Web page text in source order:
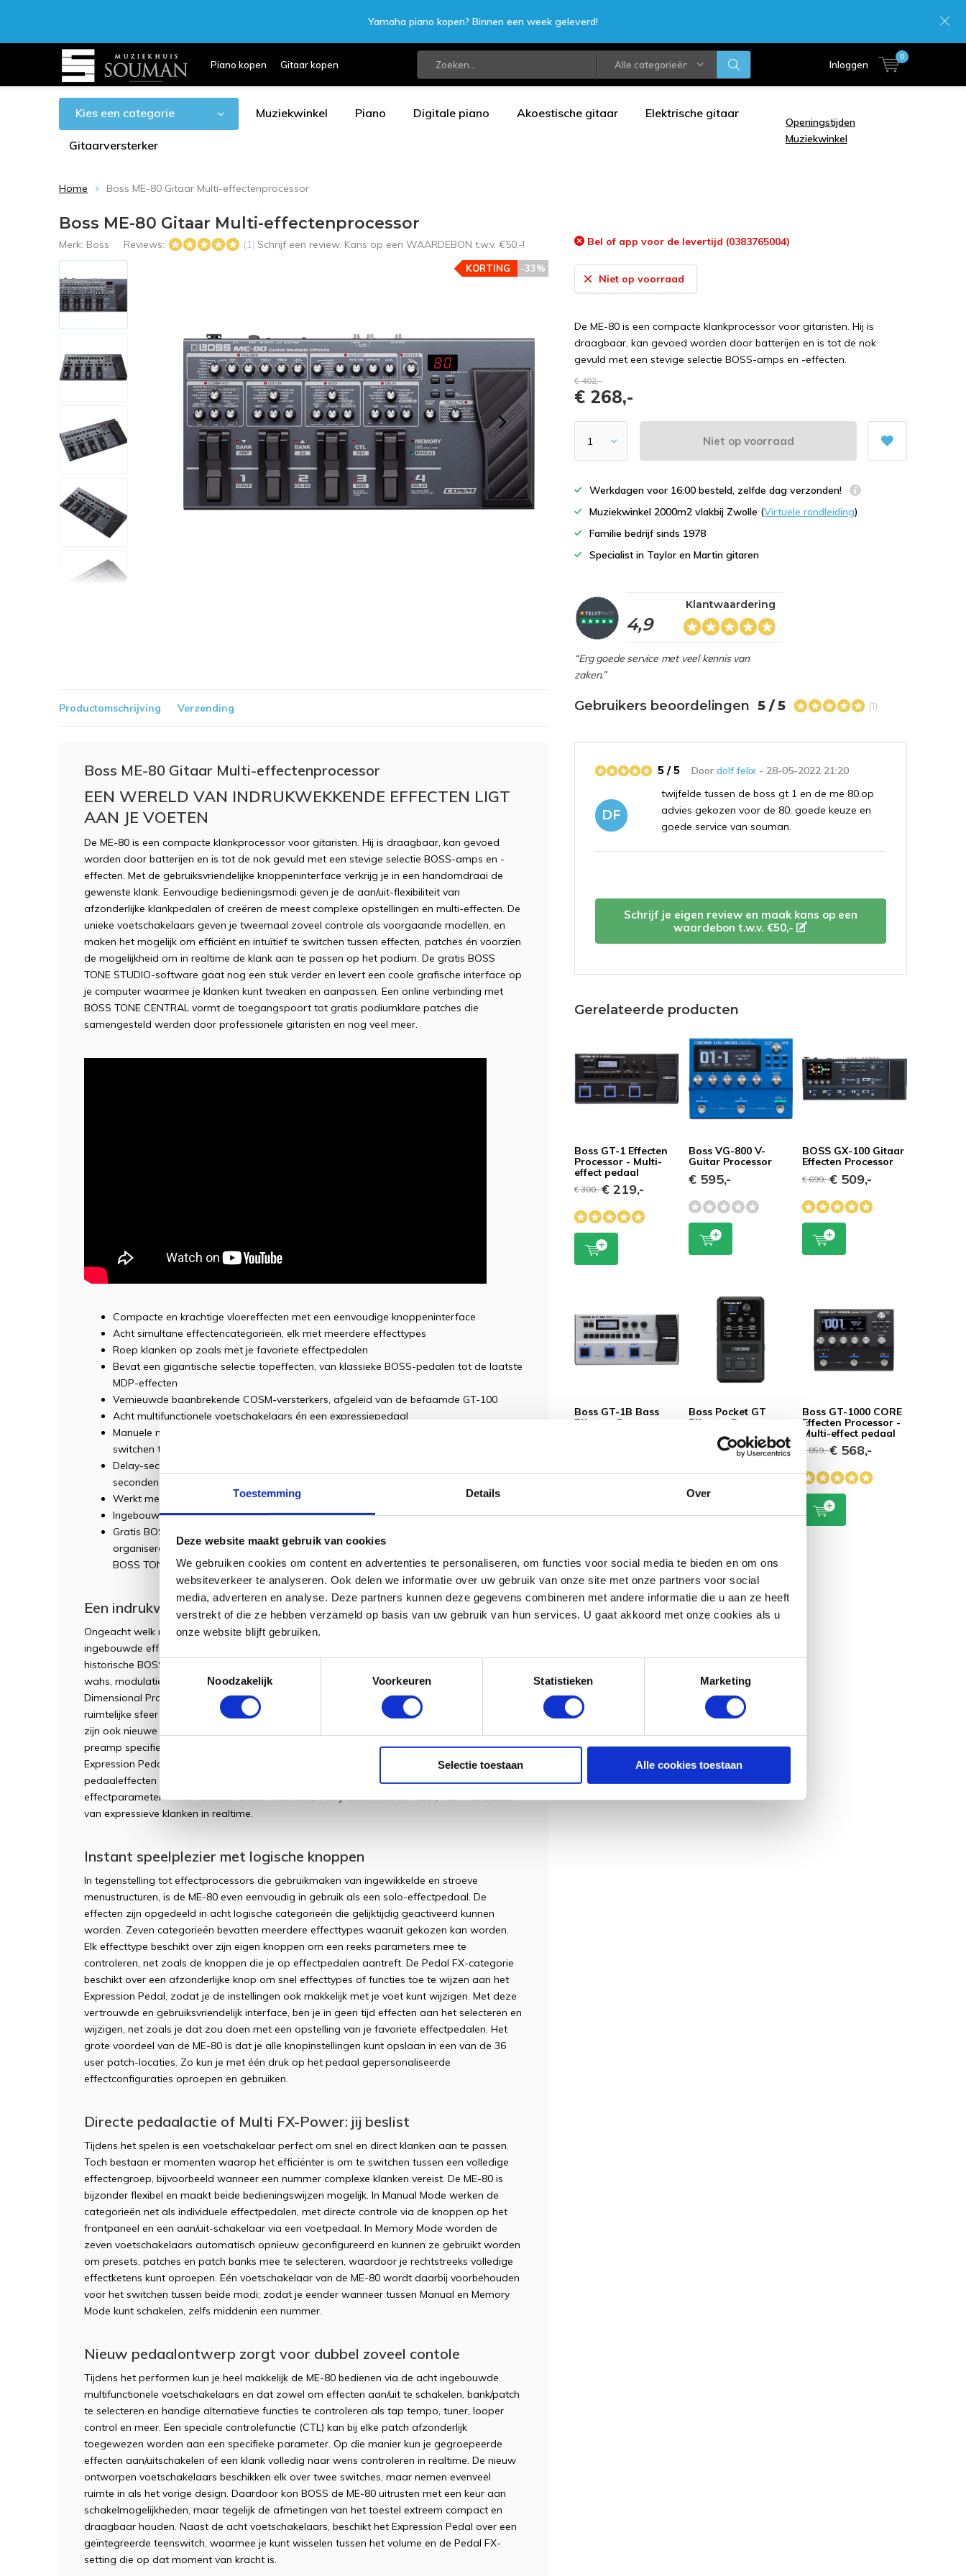
Toestemming Details Over
Deze website maakt gebruik van cookies
We gebruiken cookies om content en advertenties te personaliseren, om functies voor social media te bieden en om ons
websiteverkeer te analyseren. Ook delen we informatie over uw gebruik van onze site met onze partners voor social
media, adverteren en analyse. Deze partners kunnen deze gegevens combineren met andere informatie die u aan ze heeft
verstrekt of die ze hebben verzameld op basis van uw gebruik van hun services. U gaat akkoord met onze cookies als u
onze website blijft gebruiken.
Toestemmingsselectie
Noodzakelijk
Voorkeuren Statistieken Marketing
Selectie toestaan Alle cookies toestaan
Piano kopen Gitaar kopen Alle categorieën Inloggen
0
Yamaha piano kopen? Binnen een week geleverd!
Kies een categorie Muziekwinkel Piano Digitale piano Akoestische gitaar Elektrische gitaar
Gitaarversterker
Openingstijden
Muziekwinkel
Home Boss ME-80 Gitaar Multi-effectenprocessor
Boss ME-80 Gitaar Multi-effectenprocessor
Merk: Boss Reviews: (1) Schrijf een review. Kans op een WAARDEBON t.w.v. €50,-!
-33%
KORTING
Bel of app voor de levertijd (0383765004)
Niet op voorraad
De ME-80 is een compacte klankprocessor voor gitaristen. Hij is
draagbaar, kan gevoed worden door batterijen en is tot de nok
gevuld met een stevige selectie BOSS-amps en -effecten.
€ 402,-
€ 268,-
Niet op voorraad
Werkdagen voor 16:00 besteld, zelfde dag verzonden!
Muziekwinkel 2000m2 vlakbij Zwolle (Virtuele rondleiding)
Familie bedrijf sinds 1978
Specialist in Taylor en Martin gitaren
4,9
Klantwaardering
“Erg goede service met veel kennis van
zaken.”
Productomschrijving Verzending
Boss ME-80 Gitaar Multi-effectenprocessor
EEN WERELD VAN INDRUKWEKKENDE EFFECTEN LIGT
AAN JE VOETEN
De ME-80 is een compacte klankprocessor voor gitaristen. Hij is draagbaar, kan gevoed
worden door batterijen en is tot de nok gevuld met een stevige selectie BOSS-amps en -
effecten. Met de gebruiksvriendelijke knoppeninterface verkrijg je in een handomdraai de
gewenste klank. Eenvoudige bedieningsmodi geven je de aan/uit-flexibiliteit van
afzonderlijke klankpedalen of creëren de meest complexe opstellingen en multi-effecten. De
unieke voetschakelaars geven je tweemaal zoveel controle als voorgaande modellen, en
maken het mogelijk om efficiënt en intuïtief te switchen tussen effecten, patches én voorzien
de mogelijkheid om in realtime de klank aan te passen op het podium. De gratis BOSS
TONE STUDIO-software gaat nog een stuk verder en levert een coole grafische interface op
je computer waarmee je klanken kunt tweaken en aanpassen. Een online verbinding met
BOSS TONE CENTRAL vormt de toegangspoort tot gratis podiumklare patches die
samengesteld werden door professionele gitaristen en nog veel meer.
Compacte en krachtige vloereffecten met een eenvoudige knoppeninterface
Acht simultane effectencategorieën, elk met meerdere effecttypes
Roep klanken op zoals met je favoriete effectpedalen
Bevat een gigantische selectie topeffecten, van klassieke BOSS-pedalen tot de laatste
MDP-effecten
Vernieuwde baanbrekende COSM-versterkers, afgeleid van de befaamde GT-100
Acht multifunctionele voetschakelaars én een expressiepedaal
Manuele modus voor pedaalachtige aan/uit-schakeling, Memory-modus om te
switchen tussen complete effectopstellingen
Delay-sectie bevat een Phrase Loop-functie met opnamemogelijkheid tot 38
seconden
Werkt met 6 AA-batterijen of via de optionele PSA-AC-adapter
Ingebouwde USB-Audio/MIDI-interface
Gratis BOSS TONE STUDIO-software laat je jouw effectklanken aanpassen en
organiseren op je computer, en gratis patches uitproberen en downloaden via de
BOSS TONE CENTRAL-website
Een indrukwekkende selectie BOSS-effecten in één pedaal
Ongeacht welk muziekgenre je speelt: de ME-80 maakt het met zijn brede waaier
ingebouwde effecten heel eenvoudig om een persoonlijke sound te creëren. Tal van
historische BOSS-klanken staan ter beschikking, gaande van overdrives en distortions tot
wahs, modulatie-effecten, pitch shifters, delays en veel meer. De baanbrekende Multi
Dimensional Processing (MDP)-technologie van BOSS komt tot zijn recht bij de unieke,
ruimtelijke sfeer van Tera Echo en de karakteristieke klankmogelijkheden van Overtone. Er
zijn ook nieuwe COSM-voorversterkers voorhanden zoals Crunch en Metal, plus een AC-
preamp specifiek ontwikkeld voor akoestische/elektrische gitaar. Het ingebouwde
Expression Pedal kan gebruikt worden om het volume met je voet te regelen en
pedaaleffecten aan te sturen als Wah, Octave Shift en Freeze. Het is eveneens mogelijk om
effectparameters te controleren zoals mod rate, delay oscillation en meer; voor het creëren
van expressieve klanken in realtime.
Instant speelplezier met logische knoppen
In tegenstelling tot effectprocessors die gebruikmaken van ingewikkelde en stroeve
menustructuren, is de ME-80 even eenvoudig in gebruik als een solo-effectpedaal. De
effecten zijn opgedeeld in acht logische categorieën die gelijktijdig geactiveerd kunnen
worden. Zeven categorieën bevatten meerdere effecttypes waaruit gekozen kan worden.
Elk effecttype beschikt over zijn eigen knoppen om een reeks parameters mee te
controleren, net zoals de knoppen die je op effectpedalen aantreft. De Pedal FX-categorie
beschikt over een afzonderlijke knop om snel effecttypes of functies toe te wijzen aan het
Expression Pedal, zodat je de instellingen ook makkelijk met je voet kunt wijzigen. Met deze
vertrouwde en gebruiksvriendelijk interface, ben je in geen tijd effecten aan het selecteren en
wijzigen, net zoals je dat zou doen met een opstelling van je favoriete effectpedalen. Het
grote voordeel van de ME-80 is dat je alle knopinstellingen kunt opslaan in een van de 36
user patch-locaties. Zo kun je met één druk op het pedaal gepersonaliseerde
effectconfiguraties oproepen en gebruiken.
Directe pedaalactie of Multi FX-Power: jij beslist
Tijdens het spelen is een voetschakelaar perfect om snel en direct klanken aan te passen.
Toch bestaan er momenten waarop het efficiënter is om te switchen tussen een volledige
effectengroep, bijvoorbeeld wanneer een nummer complexe klanken vereist. De ME-80 is
bijzonder flexibel en maakt beide bedieningswijzen mogelijk. In Manual Mode werken de
categorieën net als individuele effectpedalen, met directe controle via de knoppen op het
frontpaneel en een aan/uit-schakelaar via een voetpedaal. In Memory Mode worden de
zeven voetschakelaars automatisch opnieuw geconfigureerd en kunnen ze gebruikt worden
om presets, patches en patch banks mee te selecteren, waardoor je rechtstreeks volledige
effectketens kunt oproepen. Eén voetschakelaar van de ME-80 wordt daarbij voorbehouden
voor het switchen tussen beide modi; zodat je eender wanneer tussen Manual en Memory
Mode kunt schakelen, zelfs middenin een nummer.
Nieuw pedaalontwerp zorgt voor dubbel zoveel contole
Tijdens het performen kun je heel makkelijk de ME-80 bedienen via de acht ingebouwde
multifunctionele voetschakelaars en dat zowel om effecten aan/uit te schakelen, bank/patch
te selecteren en handige alternatieve functies te controleren als tap tempo, tuner, looper
control en meer. Een speciale controlefunctie (CTL) kan bij elke patch afzonderlijk
toegewezen worden aan een specifieke parameter. Op die manier kun je gegroepeerde
effecten aan/uitschakelen of een klank volledig naar wens controleren in realtime. De nieuw
ontworpen voetschakelaars beschikken elk over twee switches, maar nemen evenveel
ruimte in als het vorige design. Daardoor kon BOSS de ME-80 uitrusten met een keur aan
schakelmogelijkheden, maar tegelijk de afmetingen van het toestel extreem compact en
draagbaar houden. Naast de acht voetschakelaars, beschikt het Expression Pedal over een
geïntegreerde teenswitch, waarmee je kunt wisselen tussen het volume en de Pedal FX-
setting die op dat moment van kracht is.
Gebruikers beoordelingen 5 / 5 (1)
DF
Doordolf felix - 28-05-2022 21:20
5 / 5
twijfelde tussen de boss gt 1 en de me 80.op
advies gekozen voor de 80. goede keuze en
goede service van souman.
Schrijf je eigen review en maak kans op een
waardebon t.w.v. €50,-
Gerelateerde producten
Boss GT-1 Effecten
Processor - Multi-
effect pedaal
€ 300,-€ 219,-
Boss VG-800 V-
Guitar Processor
€ 595,-
BOSS GX-100 Gitaar
Effecten Processor
€ 699,-€ 509,-
Boss GT-1B Bass
Effecten Processor -
Boss Pocket GT
Effecten Processor -
demo model
€ 219,-
Boss GT-1000 CORE
Effecten Processor -
Multi-effect pedaal
€ 859,-€ 568,-